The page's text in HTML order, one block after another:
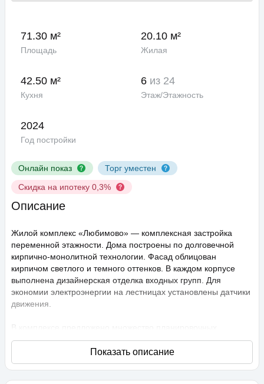
Онлайн показ
Торг уместен
Скидка на ипотеку 0,3%
71.30 м²
Площадь
20.10 м²
Жилая
42.50 м²
Кухня
6 из 24
Этаж/Этажность
2024
Год постройки
Описание
Жилой комплекс «Любимово» — комплексная застройка
переменной этажности. Дома построены по долговечной
кирпично-монолитной технологии. Фасад облицован
кирпичом светлого и темного оттенков. В каждом корпусе
выполнена дизайнерская отделка входных групп. Для
экономии электроэнергии на лестницах установлены датчики
движения.
В комплексе предложено множество планировочных
решений: в наличии квартиры, как классического типа, так и
европланировки. Они сдаются с подчистовой отделкой,
высота потолков составляет 2,75 метра. В квартирах